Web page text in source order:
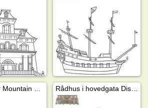
Rådhus i hovedgata Disneyland